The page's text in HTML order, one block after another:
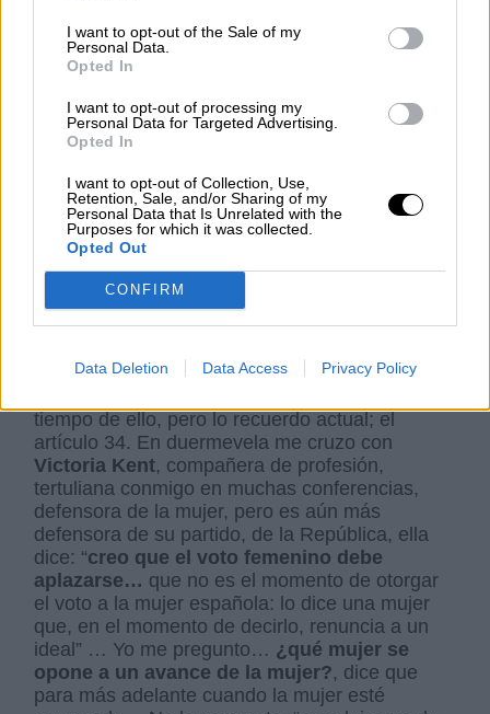
I want to opt-out of the Sale of my
Personal Data.
Opted In
I want to opt-out of processing my
Personal Data for Targeted Advertising.
Opted In
I want to opt-out of Collection, Use,
Retention, Sale, and/or Sharing of my
Personal Data that Is Unrelated with the
Purposes for which it was collected.
Opted Out
CONFIRM
Data Deletion Data Access Privacy Policy
que las mujeres votarían lo que le aconsejara el
confesor, o su propio marido. Mi sueño es mi
pesadilla.
“En otras partes está el peligro del cura, y de la
Oigo que las mujeres tenemos “
impuestas a su albedrío por su naturaleza
que “la mujer es eso: histerismo”. En mi vela
oigo, oigo, incluso chistes…
Pasan los días, es 1 de octubre yel ambiente
tiempo de ello, pero lo recuerdo actual; el
artículo 34. En duermevela me cruzo con
Victoria Kent, compañera de profesión,
tertuliana conmigo en muchas conferencias,
defensora de la mujer, pero es aún más
defensora de su partido, de la República, ella
dice: “creo que el voto femenino debe
aplazarse… que no es el momento de otorgar
el voto a la mujer española: lo dice una mujer
que, en el momento de decirlo, renuncia a un
ideal” … Yo me pregunto… ¿qué mujer se
opone a un avance de la mujer?, dice que
para más adelante cuando la mujer esté